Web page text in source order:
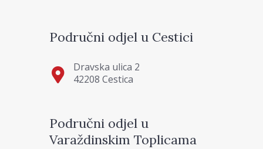
Područni odjel u Cestici
Dravska ulica 2
42208 Cestica
Područni odjel u
Varaždinskim Toplicama